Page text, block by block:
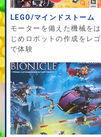
LEGO/マインドストーム
モーターを備えた機械をは
じめロボットの作成をレゴ
で体験